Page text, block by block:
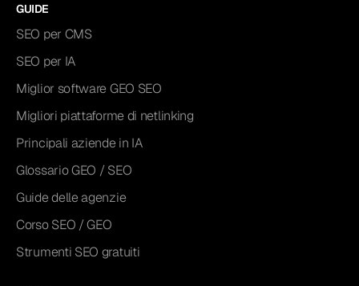
GUIDE
SEO per CMS
SEO per IA
Miglior software GEO SEO
Migliori piattaforme di netlinking
Principali aziende in IA
Glossario GEO / SEO
Guide delle agenzie
Corso SEO / GEO
Strumenti SEO gratuiti